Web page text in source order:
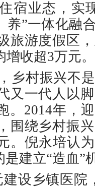
宿业态，实
养”一体化融
旅游度假区
收超3万元。
村振兴不是
又一代人以
。2014年，
围绕乡村振
。倪永培认
建立“造血”
设乡镇医院